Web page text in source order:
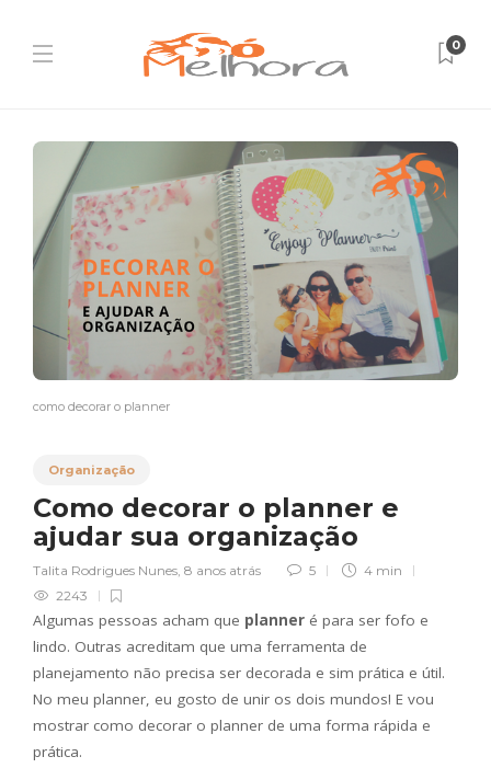
0
como decorar o planner
Organização
Como decorar o planner e
ajudar sua organização
Talita Rodrigues Nunes, 8 anos atrás 5
4 min
2243
Algumas pessoas acham que planner é para ser fofo e
lindo. Outras acreditam que uma ferramenta de
planejamento não precisa ser decorada e sim prática e útil.
No meu planner, eu gosto de unir os dois mundos! E vou
mostrar como decorar o planner de uma forma rápida e
prática.